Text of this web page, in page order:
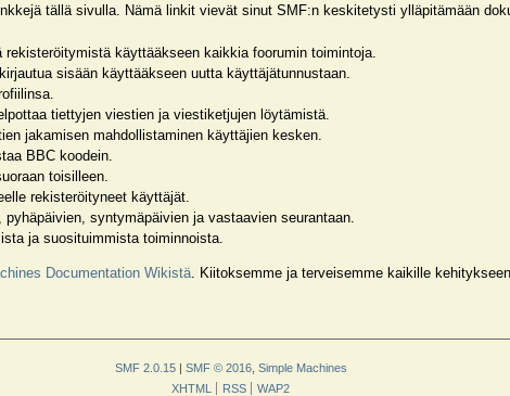
tällä sivulla. Nämä linkit vievät sinut SMF:n keskitetysti ylläpitämään
käyttääkseen kaikkia foorumin toimintoja.
sisään käyttääkseen uutta käyttäjätunnustaan.
tiettyjen viestien ja viestiketjujen löytämistä.
jakamisen mahdollistaminen käyttäjien kesken.
BBC koodein.
toisilleen.
rekisteröityneet käyttäjät.
syntymäpäivien ja vastaavien seurantaan.
ja suosituimmista toiminnoista.
Documentation Wikistä . Kiitoksemme ja terveisemme kaikille
SMF 2.0.15 | SMF © 2016 Simple Machines
XHTML
RSS
WAP2